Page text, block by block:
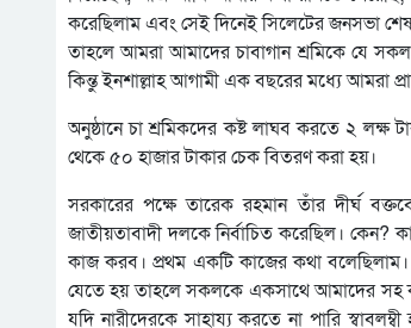
করেছিলাম এবং সেই দিনেই সিলেটের জনসভা
তাহলে আমরা আমাদের চাবাগান শ্রমিকে যে
কিন্তু ইনশাল্লাহ আগামী এক বছরের মধ্যে আমরা
অনুষ্ঠানে চা শ্রমিকদের কষ্ট লাঘব করতে ২ লক্ষ
থেকে ৫০ হাজার টাকার চেক বিতরণ করা হয়।
সরকারের পক্ষে তারেক রহমান তাঁর দীর্ঘ
জাতীয়তাবাদী দলকে নির্বাচিত করেছিল।
কাজ করব। প্রথম একটি কাজের কথা বলেছিলাম।
যেতে হয় তাহলে সকলকে একসাথে আমাদের
যদি নারীদেরকে সাহায্য করতে না পারি